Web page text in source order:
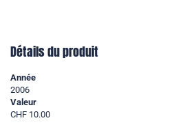
Détails du produit
Année
2006
Valeur
CHF 10.00